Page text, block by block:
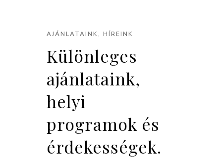
AJÁNLATAINK, HÍREINK
Különleges
ajánlataink,
helyi
programok és
érdekességek.